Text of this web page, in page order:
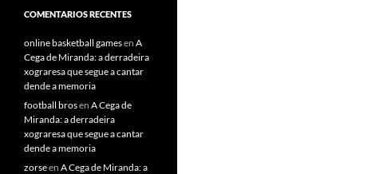
COMENTARIOS RECENTES
online basketball gamesen A
Cega de Miranda: a derradeira
xograresa que segue a cantar
dende a memoria
football brosen A Cega de
Miranda: a derradeira
xograresa que segue a cantar
dende a memoria
zorseen A Cega de Miranda: a